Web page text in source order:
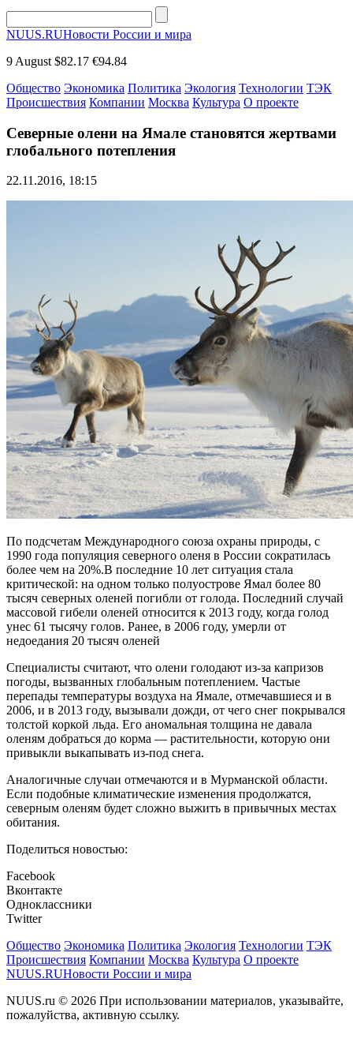
NUUS.RUНовости России и мира
9 August $82.17 €94.84
Общество Экономика Политика Экология Технологии ТЭК
Происшествия Компании Москва Культура О проекте
Северные олени на Ямале становятся жертвами
глобального потепления
22.11.2016, 18:15
По подсчетам Международного союза охраны природы, с
1990 года популяция северного оленя в России сократилась
более чем на 20%.В последние 10 лет ситуация стала
критической: на одном только полуострове Ямал более 80
тысяч северных оленей погибли от голода. Последний случай
массовой гибели оленей относится к 2013 году, когда голод
унес 61 тысячу голов. Ранее, в 2006 году, умерли от
недоедания 20 тысяч оленей
Специалисты считают, что олени голодают из-за капризов
погоды, вызванных глобальным потеплением. Частые
перепады температуры воздуха на Ямале, отмечавшиеся и в
2006, и в 2013 году, вызывали дожди, от чего снег покрывался
толстой коркой льда. Его аномальная толщина не давала
оленям добраться до корма — растительности, которую они
привыкли выкапывать из-под снега.
Аналогичные случаи отмечаются и в Мурманской области.
Если подобные климатические изменения продолжатся,
северным оленям будет сложно выжить в привычных местах
обитания.
Поделиться новостью:
Facebook
Вконтакте
Одноклассники
Twitter
Общество Экономика Политика Экология Технологии ТЭК
Происшествия Компании Москва Культура О проекте
NUUS.RUНовости России и мира
NUUS.ru © 2026 При использовании материалов, указывайте,
пожалуйства, активную ссылку.